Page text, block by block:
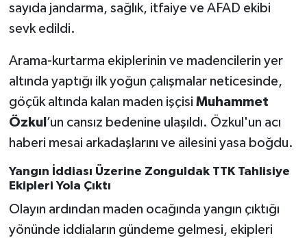
sayıda jandarma, sağlık, itfaiye ve AFAD ekibi
sevk edildi.
Arama-kurtarma ekiplerinin ve madencilerin yer
altında yaptığı ilk yoğun çalışmalar neticesinde,
göçük altında kalan maden işçisi Muhammet
Özkul ’un cansız bedenine ulaşıldı. Özkul'un acı
haberi mesai arkadaşlarını ve ailesini yasa boğdu.
Yangın İddiası Üzerine Zonguldak TTK Tahlisiye
Ekipleri Yola Çıktı
Olayın ardından maden ocağında yangın çıktığı
yönünde iddiaların gündeme gelmesi, ekipleri
Ulusal